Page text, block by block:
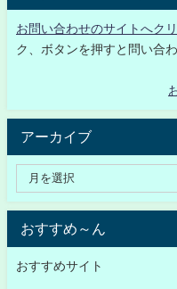
お問い合わせのサイトへク
ク、ボタンを押すと問い合
アーカイブ
おすすめ～ん
おすすめサイト